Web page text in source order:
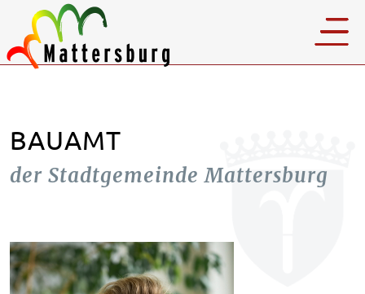
BAUAMT
der Stadtgemeinde Mattersburg